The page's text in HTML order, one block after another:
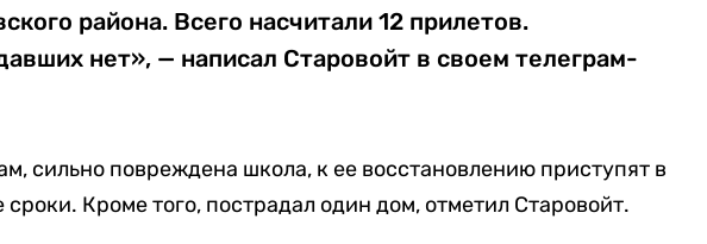
района. Всего насчитали 12 прилетов.
нет», — написал Старовойт в своем телеграм-
сильно повреждена школа, к ее восстановлению приступят в
Кроме того, пострадал один дом, отметил Старовойт.